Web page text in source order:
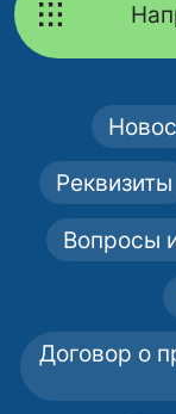
Реквизиты
Вопросы
Договор о